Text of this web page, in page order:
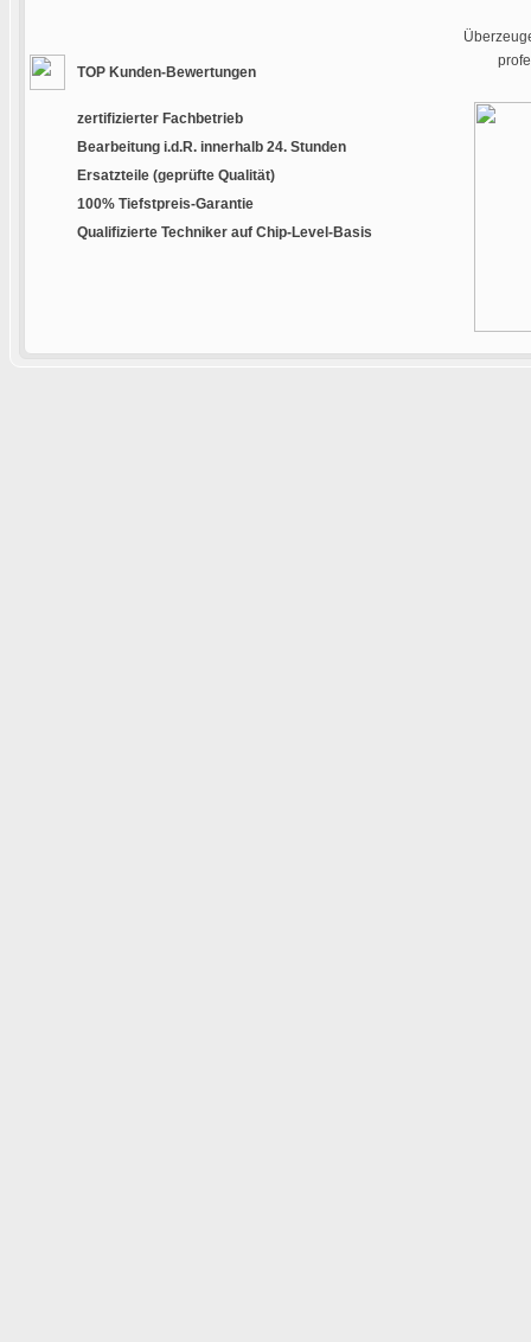
TOP Kunden-Bewertungen
zertifizierter Fachbetrieb
Bearbeitung i.d.R. innerhalb 24. Stunden
Ersatzteile (geprüfte Qualität)
100% Tiefstpreis-Garantie
Qualifizierte Techniker auf Chip-Level-Basis